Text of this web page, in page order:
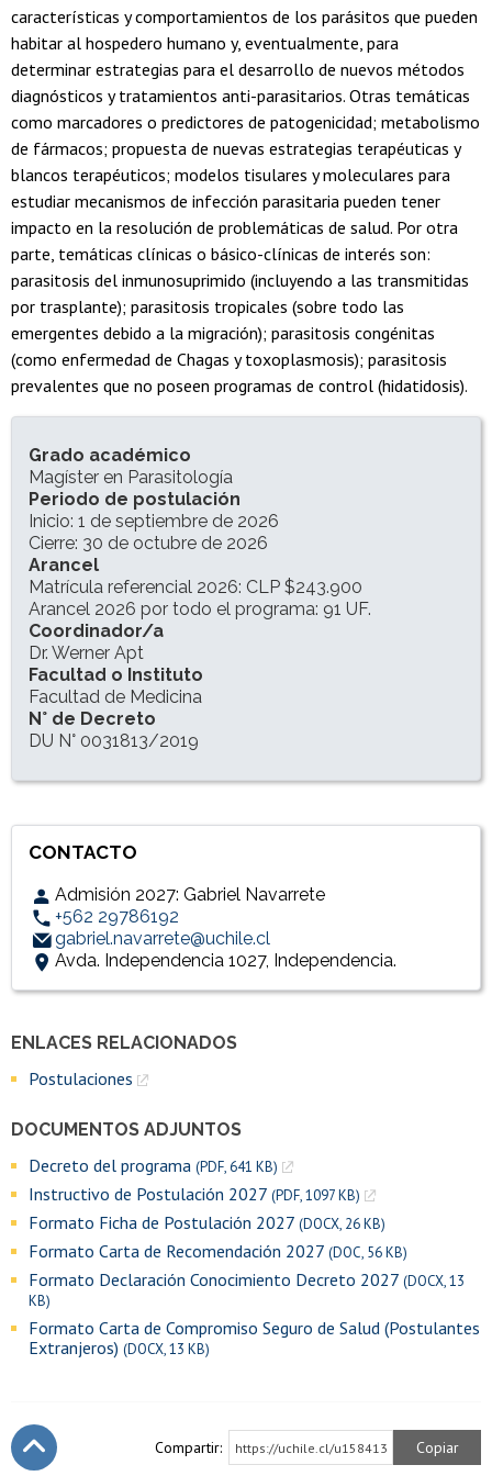
características y comportamientos de los parásitos que pueden
habitar al hospedero humano y, eventualmente, para
determinar estrategias para el desarrollo de nuevos métodos
diagnósticos y tratamientos anti-parasitarios. Otras temáticas
como marcadores o predictores de patogenicidad; metabolismo
de fármacos; propuesta de nuevas estrategias terapéuticas y
blancos terapéuticos; modelos tisulares y moleculares para
estudiar mecanismos de infección parasitaria pueden tener
impacto en la resolución de problemáticas de salud. Por otra
parte, temáticas clínicas o básico-clínicas de interés son:
parasitosis del inmunosuprimido (incluyendo a las transmitidas
por trasplante); parasitosis tropicales (sobre todo las
emergentes debido a la migración); parasitosis congénitas
(como enfermedad de Chagas y toxoplasmosis); parasitosis
prevalentes que no poseen programas de control (hidatidosis).
Accesos directos
INFORMACIÓN DEL PROGRAMA
Grado académico
Magíster en Parasitología
Periodo de postulación
Inicio: 1 de septiembre de 2026
Cierre: 30 de octubre de 2026
Arancel
Matrícula referencial 2026: CLP $243.900
Arancel 2026 por todo el programa: 91 UF.
Coordinador/a
Dr. Werner Apt
Facultad o Instituto
Facultad de Medicina
N° de Decreto
DU N° 0031813/2019
Enlaces y documentos de interés
ENLACES RELACIONADOS
Postulaciones
DOCUMENTOS ADJUNTOS
Decreto del programa (PDF, 641 KB)
Instructivo de Postulación 2027 (PDF, 1097 KB)
Formato Ficha de Postulación 2027 (DOCX, 26 KB)
Formato Carta de Recomendación 2027 (DOC, 56 KB)
Formato Declaración Conocimiento Decreto 2027 (DOCX, 13
KB)
Formato Carta de Compromiso Seguro de Salud (Postulantes
Extranjeros) (DOCX, 13 KB)
CONTACTO
Admisión 2027: Gabriel Navarrete
+562 29786192
gabriel.navarrete@uchile.cl
Avda. Independencia 1027, Independencia.
Compartir: https://uchile.cl/u158413 Copiar